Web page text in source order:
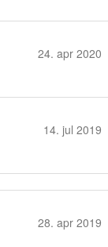
24. apr 2020
14. jul 2019
28. apr 2019